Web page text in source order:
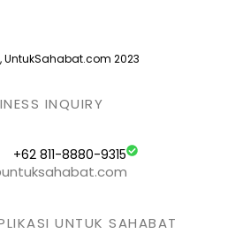
UntukSahabat.com 2023
INQUIRY
+62 811-8880-9315
UNTUK SAHABAT